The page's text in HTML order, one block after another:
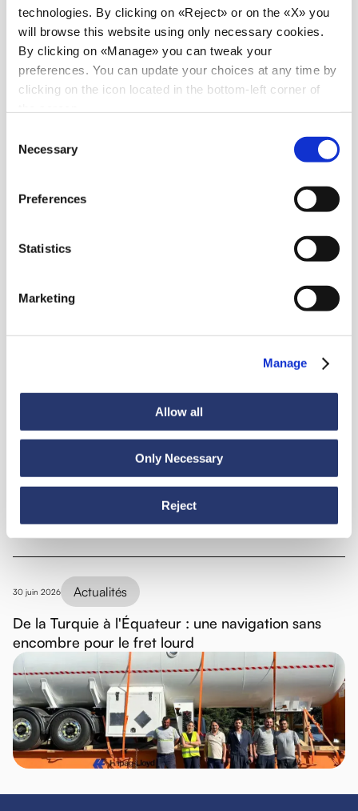
technologies. By clicking on «Reject» or on the «X» you
will browse this website using only necessary cookies.
By clicking on «Manage» you can tweak your
preferences. You can update your choices at any time by
clicking on the icon located in the bottom-left corner of
Selection
Necessary
Preferences
Statistics
Marketing
Manage
Allow all
Only Necessary
Reject
Nouveautés
Voir toutes les nouveautés
98 tonnes d'acier de l'Italie vers l'Inde
30 juin 2026 Actualités
De la Turquie à l'Équateur : une navigation sans
encombre pour le fret lourd